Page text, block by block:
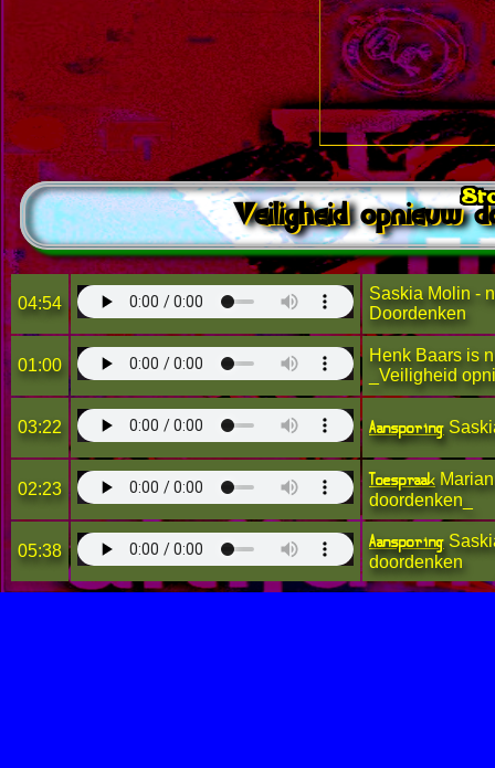
Veiligheid opnieuw
04:54
Saskia Molin -
Doordenken
01:00
Henk Baars is
_Veiligheid
03:22 Aansporing
02:23 Toespraak
doordenken_
05:38 Aansporing
doordenken